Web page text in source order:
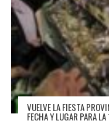
VUELVE LA FIESTA
FECHA Y LUGAR PARA